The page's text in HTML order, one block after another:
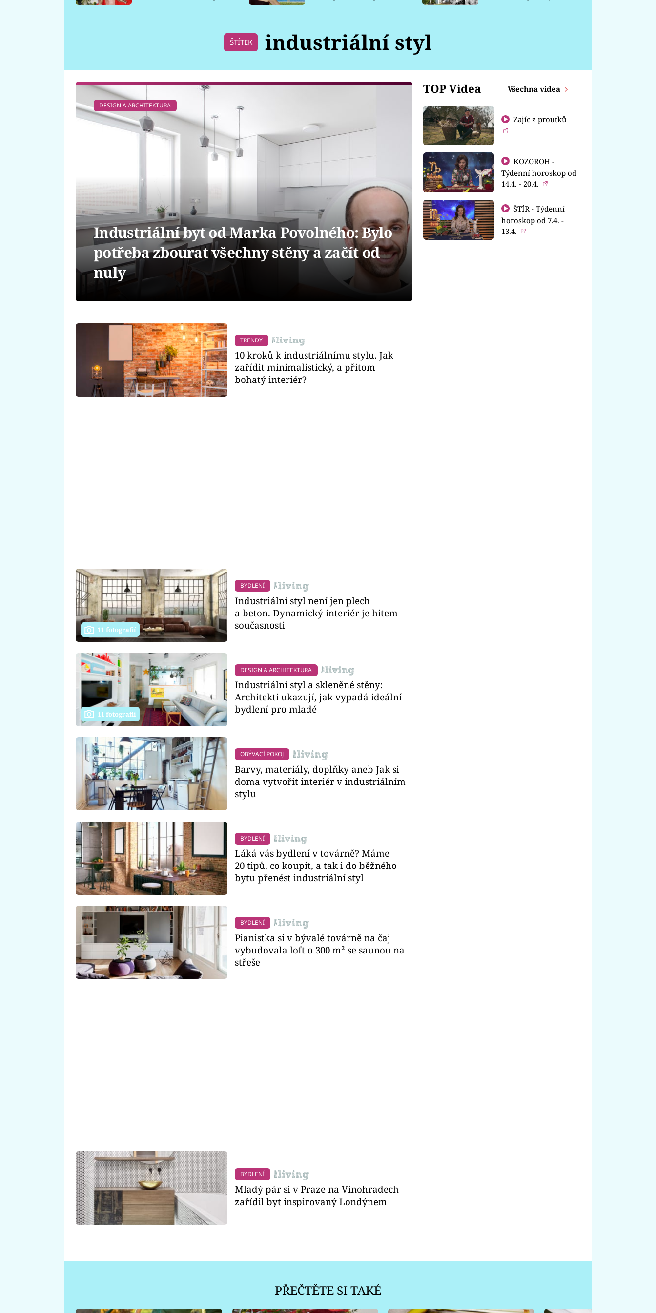
ŠTÍTEK industriální styl
TOP Videa Všechna videa
Zajíc z proutků
KOZOROH -
Týdenní horoskop od
14.4. - 20.4.
ŠTÍR - Týdenní
horoskop od 7.4. -
13.4.
DESIGN A ARCHITEKTURA
Industriální byt od Marka Povolného: Bylo
potřeba zbourat všechny stěny a začít od
nuly
TRENDY
10 kroků k industriálnímu stylu. Jak
zařídit minimalistický, a přitom
bohatý interiér?
11 fotografií
BYDLENÍ
Industriální styl není jen plech
a beton. Dynamický interiér je hitem
současnosti
11 fotografií
DESIGN A ARCHITEKTURA
Industriální styl a skleněné stěny:
Architekti ukazují, jak vypadá ideální
bydlení pro mladé
OBÝVACÍ POKOJ
Barvy, materiály, doplňky aneb Jak si
doma vytvořit interiér v industriálním
stylu
BYDLENÍ
Láká vás bydlení v továrně? Máme
20 tipů, co koupit, a tak i do běžného
bytu přenést industriální styl
BYDLENÍ
Pianistka si v bývalé továrně na čaj
vybudovala loft o 300 m² se saunou na
střeše
BYDLENÍ
Mladý pár si v Praze na Vinohradech
zařídil byt inspirovaný Londýnem
PŘEČTĚTE SI TAKÉ